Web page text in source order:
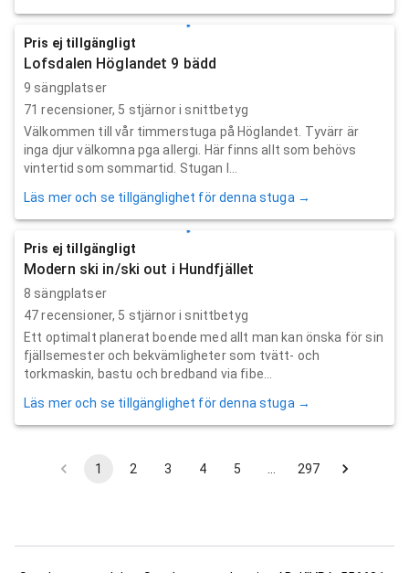
Pris ej tillgängligt
Lofsdalen Höglandet 9 bädd
9 sängplatser
71 recensioner, 5 stjärnor i snittbetyg
Välkommen till vår timmerstuga på Höglandet. Tyvärr är
inga djur välkomna pga allergi. Här finns allt som behövs
vintertid som sommartid. Stugan l...
Läs mer och se tillgänglighet för denna stuga →
Pris ej tillgängligt
Modern ski in/ski out i Hundfjället
8 sängplatser
47recensioner, 5 stjärnor i snittbetyg
Ett optimalt planerat boende med allt man kan önska för sin
fjällsemester och bekvämligheter som tvätt- och
torkmaskin, bastu och bredband via fibe...
Läs mer och se tillgänglighet för denna stuga →
1 2 3 4 5 297